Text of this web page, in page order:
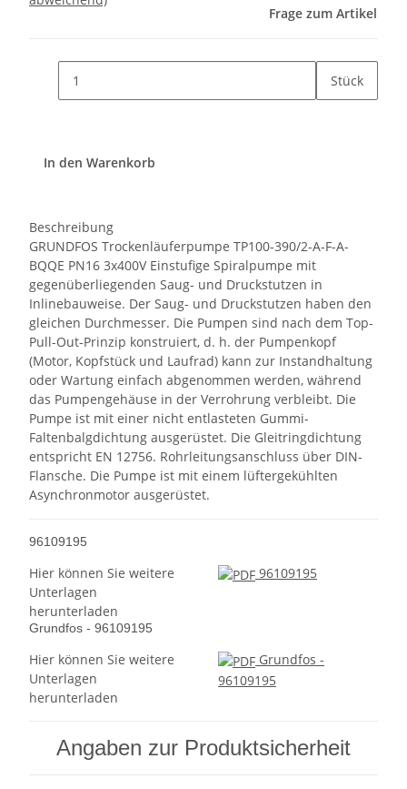
Frage zum Artikel
Stück
In den Warenkorb
Beschreibung
GRUNDFOS Trockenläuferpumpe TP100-390/2-A-F-A-
BQQE PN16 3x400V Einstufige Spiralpumpe mit
gegenüberliegenden Saug- und Druckstutzen in
Inlinebauweise. Der Saug- und Druckstutzen haben den
gleichen Durchmesser. Die Pumpen sind nach dem Top-
Pull-Out-Prinzip konstruiert, d. h. der Pumpenkopf
(Motor, Kopfstück und Laufrad) kann zur Instandhaltung
oder Wartung einfach abgenommen werden, während
das Pumpengehäuse in der Verrohrung verbleibt. Die
Pumpe ist mit einer nicht entlasteten Gummi-
Faltenbalgdichtung ausgerüstet. Die Gleitringdichtung
entspricht EN 12756. Rohrleitungsanschluss über DIN-
Flansche. Die Pumpe ist mit einem lüftergekühlten
Asynchronmotor ausgerüstet.
96109195
Hier können Sie weitere
Unterlagen
herunterladen
96109195
Grundfos - 96109195
Hier können Sie weitere
Unterlagen
herunterladen
Grundfos -
96109195
Angaben zur Produktsicherheit